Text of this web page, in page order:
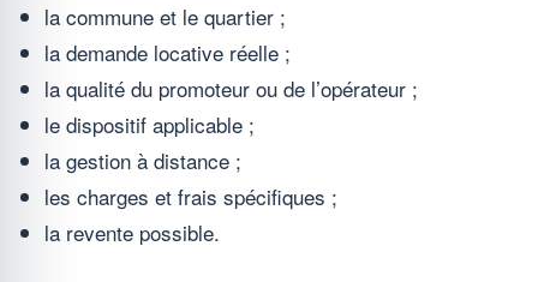
la commune et le quartier ;
la demande locative réelle ;
la qualité du promoteur ou de l’opérateur ;
le dispositif applicable ;
la gestion à distance ;
les charges et frais spécifiques ;
la revente possible.